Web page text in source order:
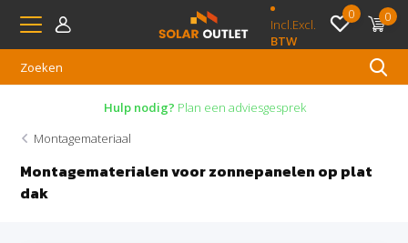
Incl.Excl.
BTW
0 0
Hulp nodig? Plan een adviesgesprek
Montagemateriaal
Montagematerialen voor zonnepanelen op plat
dak